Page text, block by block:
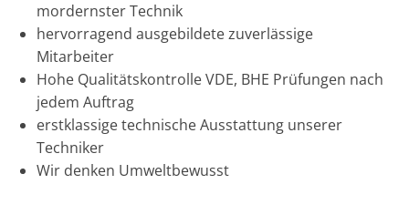
mordernster Technik
hervorragend ausgebildete zuverlässige
Mitarbeiter
Hohe Qualitätskontrolle VDE, BHE Prüfungen nach
jedem Auftrag
erstklassige technische Ausstattung unserer
Techniker
Wir denken Umweltbewusst